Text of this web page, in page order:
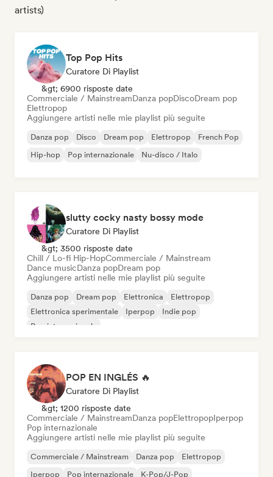
artists)
Top Pop Hits
Curatore Di Playlist
&gt; 6900 risposte date
Commerciale / MainstreamDanza popDiscoDream pop
Elettropop
Aggiungere artisti nelle mie playlist più seguite
Danza pop Disco Dream pop Elettropop
French Pop
Hip-hop
Pop internazionale Nu-disco / Italo
slutty cocky nasty bossy mode
Curatore Di Playlist
&gt; 3500 risposte date
Chill / Lo-fi Hip-HopCommerciale / Mainstream
Dance musicDanza popDream pop
Aggiungere artisti nelle mie playlist più seguite
Danza pop Dream pop Elettronica
Elettropop
Elettronica sperimentale
Iperpop
Indie pop
Pop internazionale
POP EN INGLÉS 🔥
Curatore Di Playlist
&gt; 1200 risposte date
Commerciale / MainstreamDanza popElettropopIperpop
Pop internazionale
Aggiungere artisti nelle mie playlist più seguite
Commerciale / Mainstream Danza pop
Elettropop
Iperpop
Pop internazionale K-Pop/J-Pop